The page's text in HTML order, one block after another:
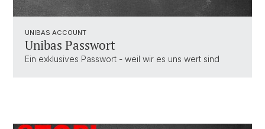
UNIBAS ACCOUNT
Unibas Passwort
Ein exklusives Passwort - weil wir es uns wert sind